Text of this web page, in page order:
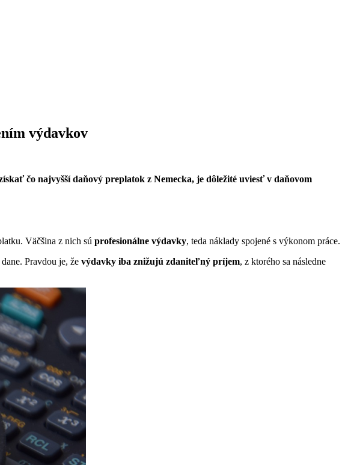
výdavkov
čo najvyšší daňový preplatok z Nemecka, je dôležité uviesť v daňovom
Väčšina z nich sú profesionálne výdavky, teda náklady spojené s výkonom práce.
Pravdou je, že výdavky iba znižujú zdaniteľný príjem, z ktorého sa následne